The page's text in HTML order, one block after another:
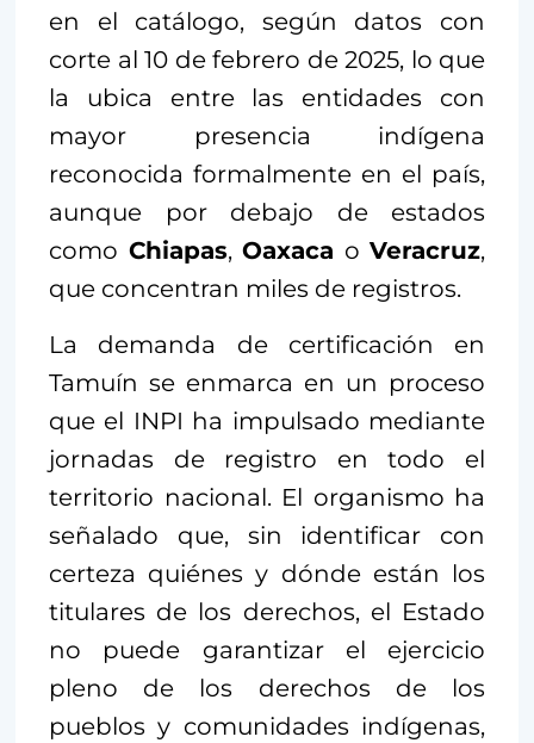
en el catálogo, según datos con
corte al 10 de febrero de 2025, lo que
la ubica entre las entidades con
mayor presencia indígena
reconocida formalmente en el país,
aunque por debajo de estados
como Chiapas, Oaxaca o Veracruz,
que concentran miles de registros.
La demanda de certificación en
Tamuín se enmarca en un proceso
que el INPI ha impulsado mediante
jornadas de registro en todo el
territorio nacional. El organismo ha
señalado que, sin identificar con
certeza quiénes y dónde están los
titulares de los derechos, el Estado
no puede garantizar el ejercicio
pleno de los derechos de los
pueblos y comunidades indígenas,